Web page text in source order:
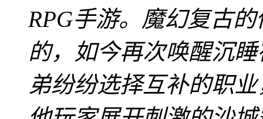
RPG手游。魔幻复古
的，如今再次唤醒沉
弟纷纷选择互补的职